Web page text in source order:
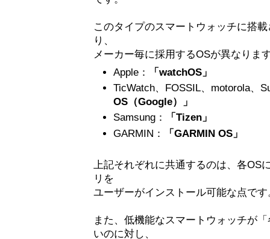
このタイプのスマートウォッチに搭
り、
メーカー毎に採用するOSが異なりま
Apple：
「watchOS」
TicWatch、FOSSIL、motorola、
OS（Google）」
Samsung：
「Tizen」
GARMIN：
「GARMIN OS」
上記それぞれに共通するのは、各OS
リを
ユーザーがインストール可能な点で
また、低機能なスマートウォッチが
いのに対し、